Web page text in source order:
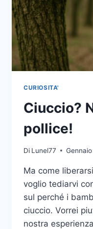
CURIOSITA'
Ciuccio?
pollice!
Di Lunel77
Ma come
voglio tediarvi
sul perché i
ciuccio. Vorrei
nostra